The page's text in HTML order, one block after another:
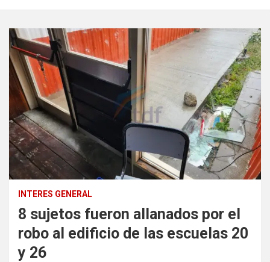
INTERES GENERAL
8 sujetos fueron allanados por el
robo al edificio de las escuelas 20
y 26